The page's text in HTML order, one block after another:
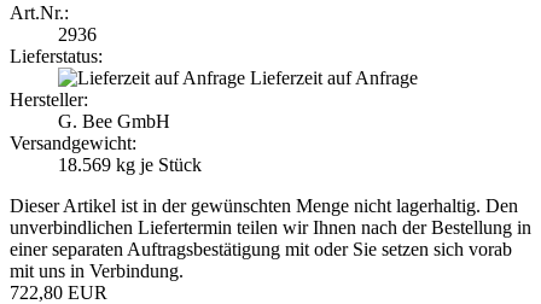
Art.Nr.:
2936
Lieferstatus:
Lieferzeit auf Anfrage
Hersteller:
G. Bee GmbH
Versandgewicht:
18.569 kg je Stück
Dieser Artikel ist in der gewünschten Menge nicht lagerhaltig. Den
unverbindlichen Liefertermin teilen wir Ihnen nach der Bestellung in
einer separaten Auftragsbestätigung mit oder Sie setzen sich vorab
mit uns in Verbindung.
722,80 EUR